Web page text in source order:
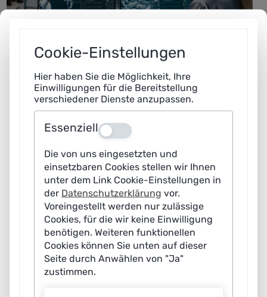
Whitepaper der Arbeitsgruppen IT-Sicherheit und
Privacy, Ethik und Recht, Arbeit/Qualifikation,
Mensch-Maschine-Interaktion sowie Innovation,
Geschäftsmodelle und -prozesse
Cookie-Einstellungen
Hier haben Sie die Möglichkeit, Ihre
Einwilligungen für die Bereitstellung
verschiedener Dienste anzupassen.
Essenziell Aus
Die von uns eingesetzten und
einsetzbaren Cookies stellen wir Ihnen
unter dem Link Cookie-Einstellungen in
der Datenschutzerklärung vor.
Voreingestellt werden nur zulässige
Cookies, für die wir keine Einwilligung
benötigen. Weiteren funktionellen
Cookies können Sie unten auf dieser
Seite durch Anwählen von "Ja"
zustimmen.